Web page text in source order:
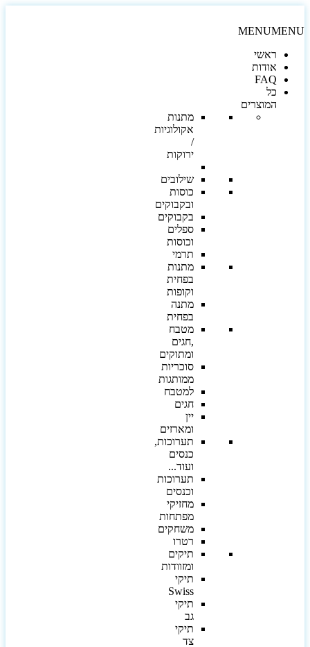
MENU
ראשי
אודות
FAQ
כל
המוצרים
מתנות
אקולוגיות
ירוקות
שילובים
כוסות
ובקבוקים
בקבוקים
ספלים
וכוסות
תרמי
מתנות
בפחית
וקופות
מתנה
בפחית
מטבח
,חגים
ומתוקים
סוכריות
ממותגות
למטבח
חגים
יין
ומארזים
תערוכות,
כנסים
ועוד...
תערוכות
וכנסים
מחזיקי
מפתחות
משחקים
רטרו
תיקים
ומזוודות
תיקי
Swiss
תיקי
תיקי